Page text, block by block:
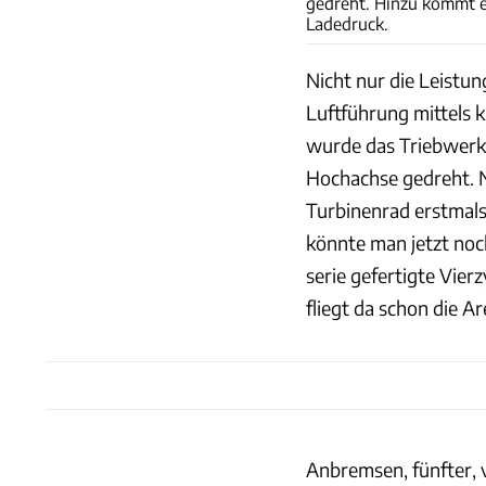
Ladedruck.
Nicht nur die
Luftführung mittels
wurde das
Hochachse
Turbinenrad
könnte man jetzt
serie gefertigte
fliegt da schon die
Anbremsen, fünfter,